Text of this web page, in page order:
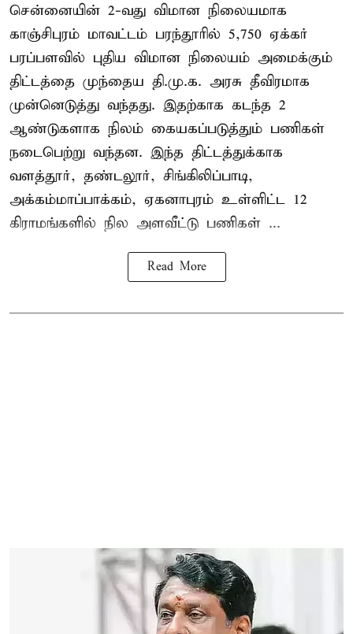
சென்னையின் 2-வது விமான நிலையமாக
காஞ்சிபுரம் மாவட்டம் பரந்தூரில் 5,750 ஏக்கர்
பரப்பளவில் புதிய விமான நிலையம் அமைக்கும்
திட்டத்தை முந்தைய தி.மு.க. அரசு தீவிரமாக
முன்னெடுத்து வந்தது. இதற்காக கடந்த 2
ஆண்டுகளாக நிலம் கையகப்படுத்தும் பணிகள்
நடைபெற்று வந்தன. இந்த திட்டத்துக்காக
வளத்தூர், தண்டலூர், சிங்கிலிப்பாடி,
அக்கம்மாப்பாக்கம், ஏகனாபுரம் உள்ளிட்ட 12
கிராமங்களில் நில அளவீட்டு பணிகள் ...
Read More